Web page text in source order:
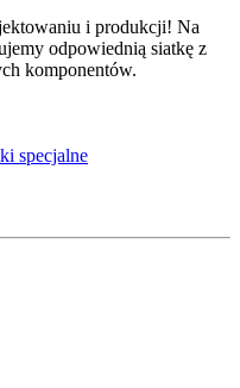
i produkcji! Na
odpowiednią siatkę z
komponentów.
specjalne